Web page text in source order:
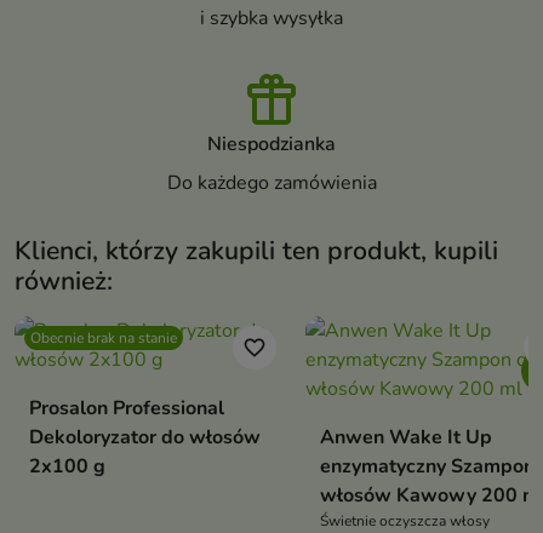
i szybka wysyłka
Niespodzianka
Do każdego zamówienia
Klienci, którzy zakupili ten produkt, kupili
również:
Obecnie brak na stanie favorite_border
Prosalon Professional
Dekoloryzator do włosów
2x100 g
Anwen Wake It Up
enzymatyczny Szampon
włosów Kawowy 200
Świetnie oczyszcza włosy